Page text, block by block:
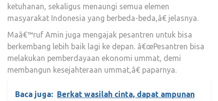
ketuhanan, sekaligus menaungi semua elemen
masyarakat Indonesia yang berbeda-beda,â€ jelasnya.
Maâ€™ruf Amin juga mengajak pesantren untuk bisa
berkembang lebih baik lagi ke depan. â€œPesantren bisa
melakukan pemberdayaan ekonomi ummat, demi
membangun kesejahteraan ummat,â€ paparnya.
Baca juga: Berkat wasilah cinta, dapat ampunan